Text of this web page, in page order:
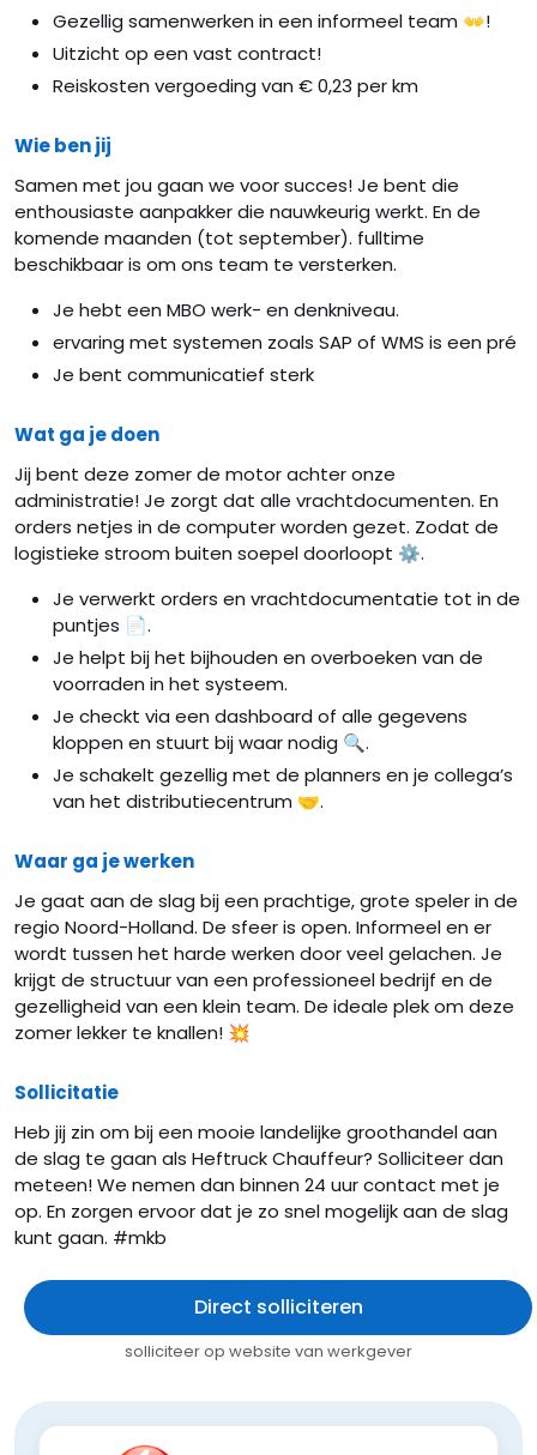
Gezellig samenwerken in een informeel team 👐!
Uitzicht op een vast contract!
Reiskosten vergoeding van € 0,23 per km
Wie ben jij
Samen met jou gaan we voor succes! Je bent die
enthousiaste aanpakker die nauwkeurig werkt. En de
komende maanden (tot september). fulltime
beschikbaar is om ons team te versterken.
Je hebt een MBO werk- en denkniveau.
ervaring met systemen zoals SAP of WMS is een pré
Je bent communicatief sterk
Wat ga je doen
Jij bent deze zomer de motor achter onze
administratie! Je zorgt dat alle vrachtdocumenten. En
orders netjes in de computer worden gezet. Zodat de
logistieke stroom buiten soepel doorloopt ⚙️.
Je verwerkt orders en vrachtdocumentatie tot in de
puntjes 📄.
Je helpt bij het bijhouden en overboeken van de
voorraden in het systeem.
Je checkt via een dashboard of alle gegevens
kloppen en stuurt bij waar nodig 🔍.
Je schakelt gezellig met de planners en je collega’s
van het distributiecentrum 🤝.
Waar ga je werken
Je gaat aan de slag bij een prachtige, grote speler in de
regio Noord-Holland. De sfeer is open. Informeel en er
wordt tussen het harde werken door veel gelachen. Je
krijgt de structuur van een professioneel bedrijf en de
gezelligheid van een klein team. De ideale plek om deze
zomer lekker te knallen! 💥
Sollicitatie
Heb jij zin om bij een mooie landelijke groothandel aan
de slag te gaan als Heftruck Chauffeur? Solliciteer dan
meteen! We nemen dan binnen 24 uur contact met je
op. En zorgen ervoor dat je zo snel mogelijk aan de slag
kunt gaan. #mkb
Direct solliciteren
solliciteer op website van werkgever